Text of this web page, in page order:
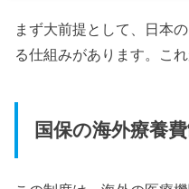
まず大前提として、日本
る仕組みがあります。こ
国保の海外療養